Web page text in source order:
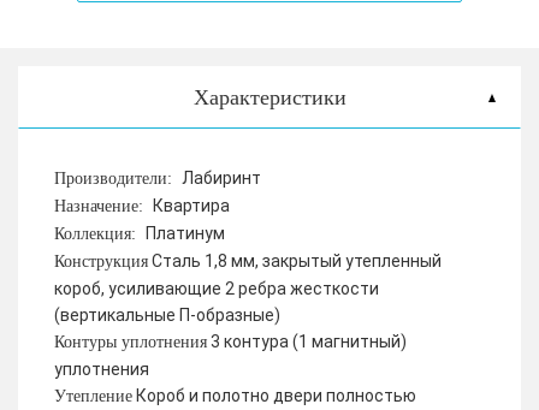
Характеристики
Производители: Лабиринт
Назначение: Квартира
Коллекция: Платинум
Конструкция Сталь 1,8 мм, закрытый утепленный
короб, усиливающие 2 ребра жесткости
(вертикальные П-образные)
Контуры уплотнения 3 контура (1 магнитный)
уплотнения
Утепление Короб и полотно двери полностью